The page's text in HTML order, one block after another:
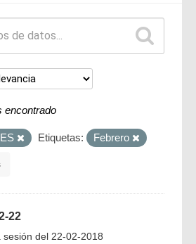
encontrado
Etiquetas: Febrero
22
sesión del 22-02-2018